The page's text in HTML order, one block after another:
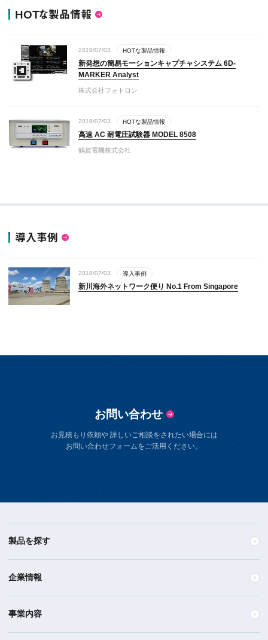
HOTな製品情報
2018/07/03 HOTな製品情報
新発想の簡易モーションキャプチャシステム 6D-
MARKER Analyst
株式会社フォトロン
2018/07/03 HOTな製品情報
高速 AC 耐電圧試験器 MODEL 8508
鶴賀電機株式会社
導入事例
2018/07/03 導入事例
新川海外ネットワーク便り No.1 From Singapore
お問い合わせ
お見積もり依頼や 詳しいご相談をされたい場合には
お問い合わせフォームをご活用ください。
製品を探す
企業情報
事業内容